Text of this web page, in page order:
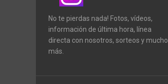
No te pierdas nada! Fotos, vídeos,
información de última hora, línea
directa con nosotros, sorteos y mucho
más.